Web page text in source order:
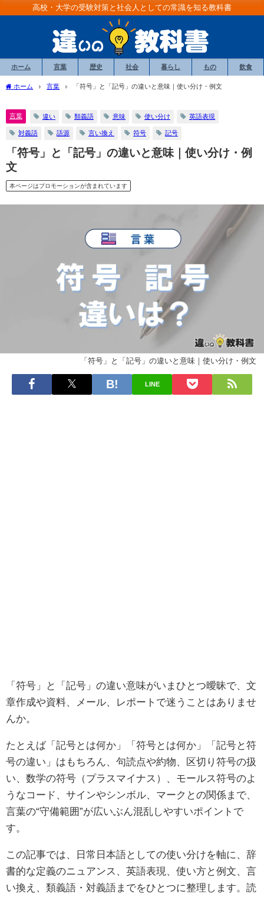
高校・大学の受験対策と社会人としての常識を知る教科書
ホーム 言葉 歴史 社会 暮らし もの 飲食
ホーム 言葉 「符号」と「記号」の違いと意味｜使い分け・例文
言葉 違い 類義語 意味 使い分け 英語表現
対義語 語源 言い換え 符号 記号
「符号」と「記号」の違いと意味｜使い分け・例
文
本ページはプロモーションが含まれています
「符号」と「記号」の違いと意味｜使い分け・例文
LINE
「符号」と「記号」の違い意味がいまひとつ曖昧で、文
章作成や資料、メール、レポートで迷うことはありませ
んか。
たとえば「記号とは何か」「符号とは何か」「記号と符
号の違い」はもちろん、句読点や約物、区切り符号の扱
い、数学の符号（プラスマイナス）、モールス符号のよ
うなコード、サインやシンボル、マークとの関係まで、
言葉の“守備範囲”が広いぶん混乱しやすいポイントで
す。
この記事では、日常日本語としての使い分けを軸に、辞
書的な定義のニュアンス、英語表現、使い方と例文、言
い換え、類義語・対義語までをひとつに整理します。読